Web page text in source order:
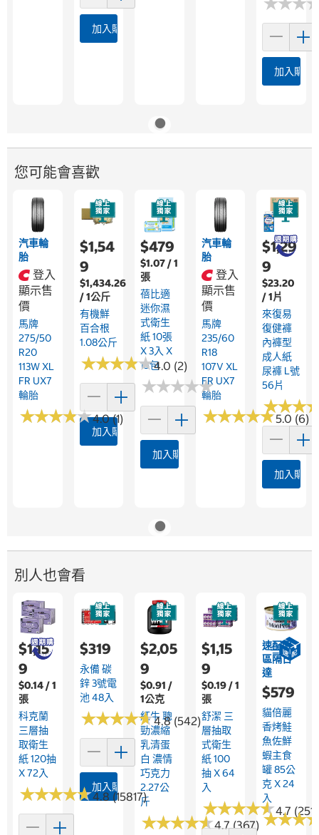
加入購物車
加入購物
您可能會喜歡
汽車輪
胎
登入
顯示售
價
馬牌
275/50
R20
113W XL
FR UX7
輪胎
★★★★★
★★★★★4.0 (1)
$1,54
9
$1,434.26
/ 1公斤
有機鮮
百合根
1.08公斤
★★★★★
★★★★★4.0 (2)
加入購物車
$479
$1.07 / 1
張
蓓比適
迷你濕
式衛生
紙 10張
X 3入 X
15包
★★★★★
★★★★★
加入購物車
汽車輪
胎
登入
顯示售
價
馬牌
235/60
R18
107V XL
FR UX7
輪胎
★★★★★
★★★★★5.0 (6)
$1,29
9
$23.20
/ 1片
來復易
復健褲
內褲型
成人紙
尿褲 L號
56片
★★★
★★★
加入購物
別人也會看
$1,15
9
$0.14 / 1
張
科克蘭
三層抽
取衛生
紙 120抽
X 72入
★★★★★
★★★★★4.8 (15817)
$319
永備 碳
鋅 3號電
池 48入
★★★★★
★★★★★4.8 (542)
加入購物車
$2,05
9
$0.91 /
1公克
紅牛 聰
勁濃縮
乳清蛋
白 濃情
巧克力
2.27公
斤
★★★★★
★★★★★4.7 (367)
$1,15
9
$0.19 / 1
張
舒潔 三
層抽取
式衛生
紙 100
抽 X 64
入
★★★★★
★★★★★4.7
速配限
區隔日
達
$579
貓倍麗
香烤鮭
魚佐鮮
蝦主食
罐 85公
克 X 24
入
★★★
★★★